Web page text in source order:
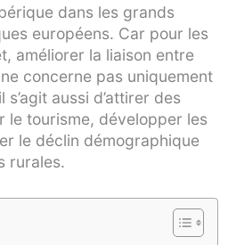
dans les grands
européens. Car pour les
améliorer la liaison entre
concerne pas uniquement
aussi d’attirer des
le tourisme, développer les
le déclin démographique
rurales.